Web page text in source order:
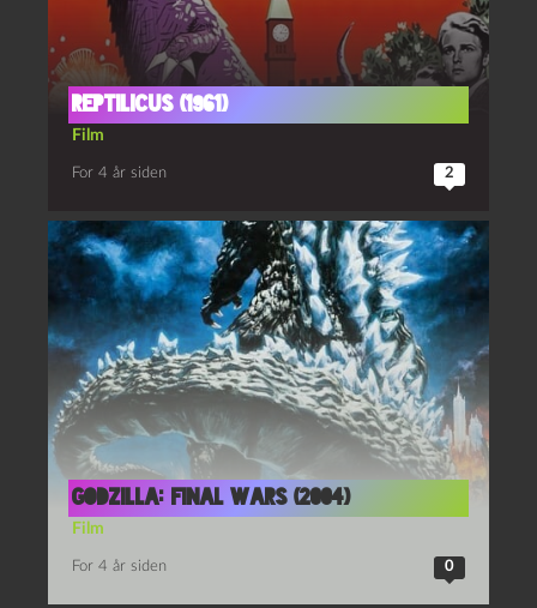
Reptilicus (1961)
Film
For 4 år siden 2
Godzilla: Final Wars (2004)
Film
For 4 år siden 0